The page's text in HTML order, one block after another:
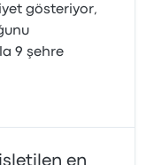
gösteriyor,
9 şehre
en